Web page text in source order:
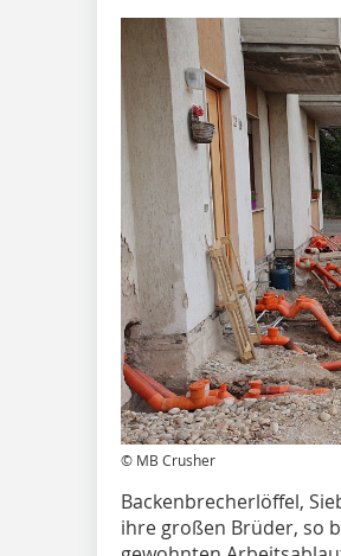
© MB Crusher
Backenbrecherlöffel,
ihre großen Brüder, so